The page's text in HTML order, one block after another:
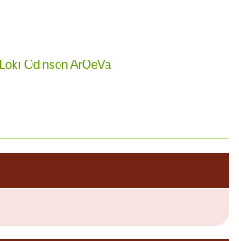
Loki Odinson ArQeVa